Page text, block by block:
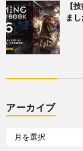
【
まし
アーカイブ